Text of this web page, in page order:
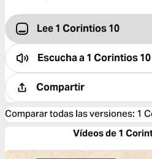
Lee 1 Corintios 10
Escucha a1 Corintios 10
Compartir
Comparar todas las versiones: 1
Vídeos de 1